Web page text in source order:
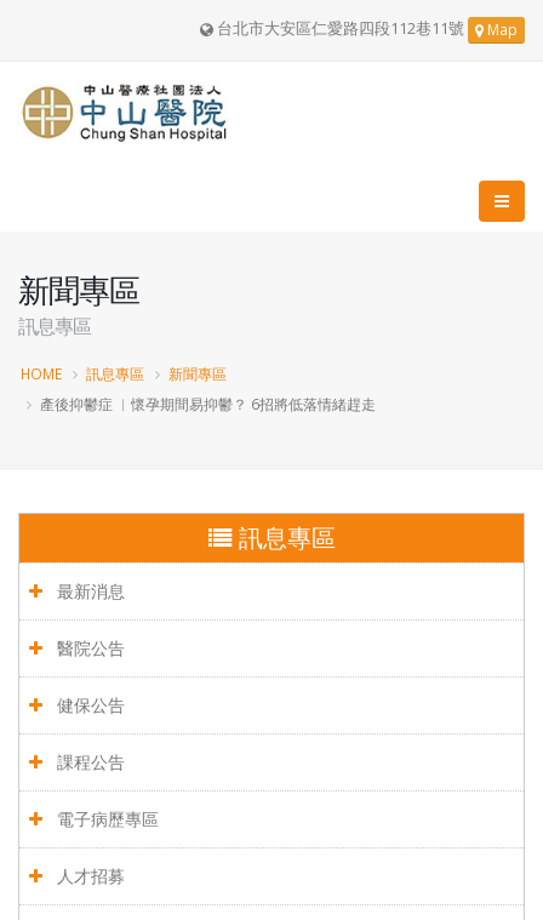
台北市大安區仁愛路四段112巷11號 Map
新聞專區
訊息專區
HOME 訊息專區
新聞專區
產後抑鬱症 ︱懷孕期間易抑鬱？ 6招將低落情緒趕走
訊息專區
最新消息
醫院公告
健保公告
課程公告
電子病歷專區
人才招募